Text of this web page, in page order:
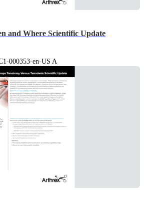
and Where Scientific Update
000353-en-US A